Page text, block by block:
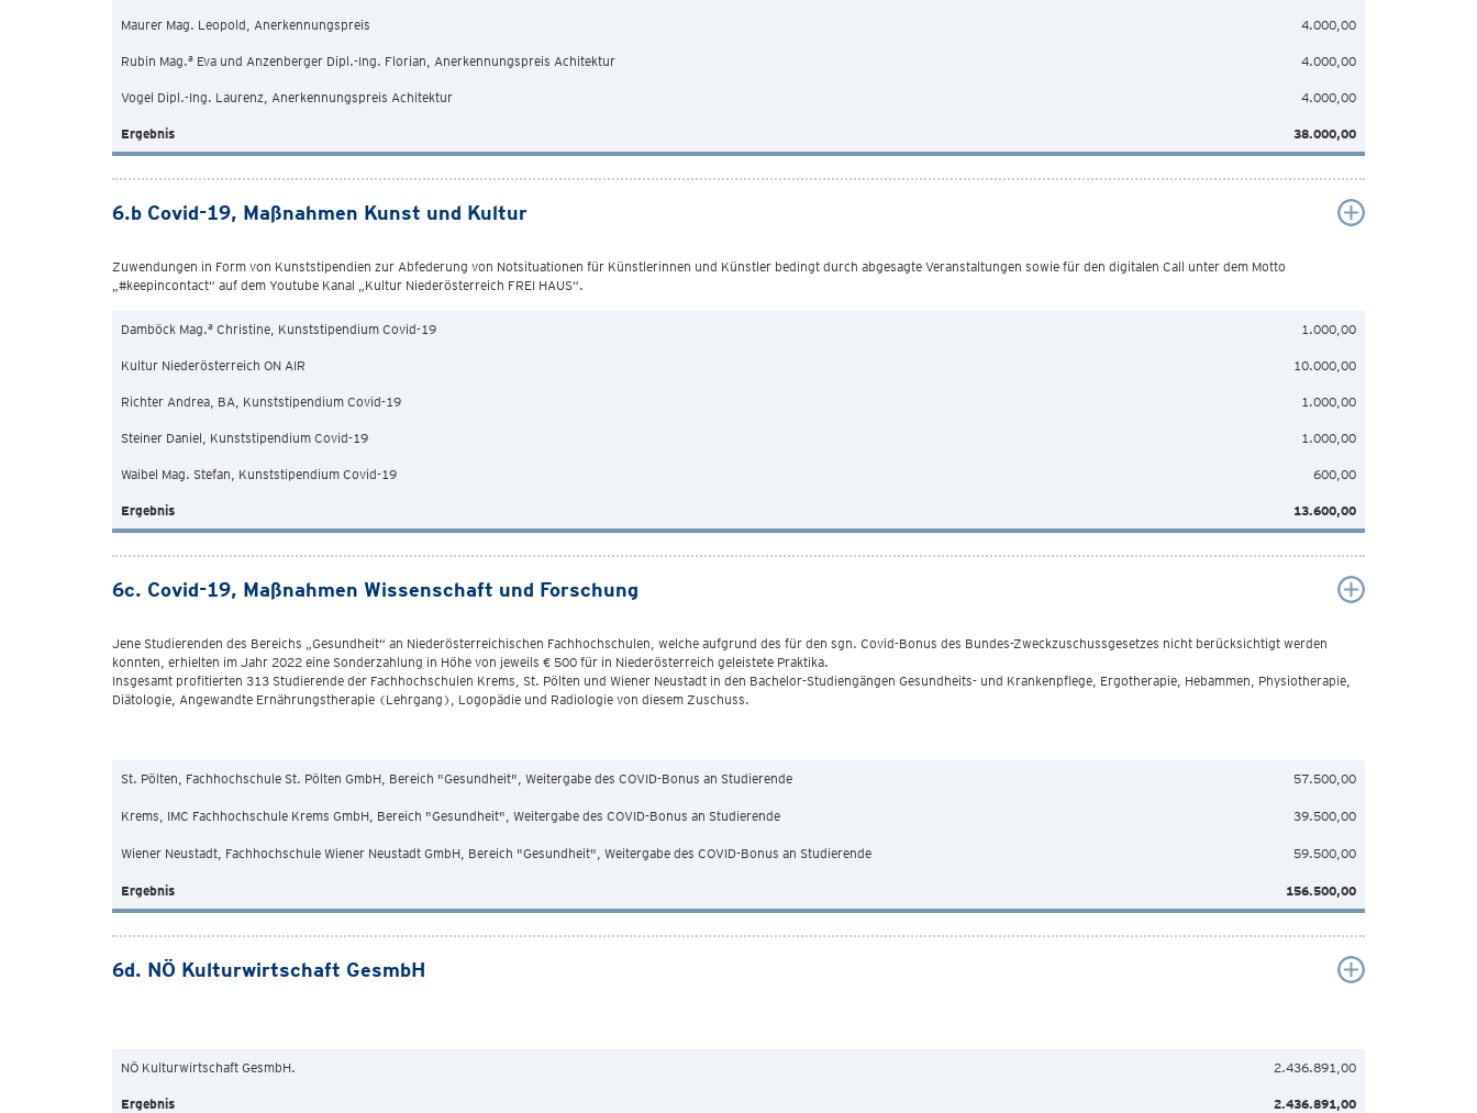
Maurer Mag. Leopold, Anerkennungspreis 4.000,00
Rubin Mag.a Eva und Anzenberger Dipl.-Ing. Florian, Anerkennungspreis Achitektur 4.000,00
Vogel Dipl.-Ing. Laurenz, Anerkennungspreis Achitektur 4.000,00
Ergebnis 38.000,00
6.b Covid-19, Maßnahmen Kunst und Kultur
Zuwendungen in Form von Kunststipendien zur Abfederung von Notsituationen für Künstlerinnen und Künstler bedingt durch abgesagte Veranstaltungen sowie für den digitalen Call unter dem Motto
„#keepincontact“ auf dem Youtube Kanal „Kultur Niederösterreich FREI HAUS“.
Damböck Mag.a Christine, Kunststipendium Covid-19 1.000,00
Kultur Niederösterreich ON AIR 10.000,00
Richter Andrea, BA, Kunststipendium Covid-19 1.000,00
Steiner Daniel, Kunststipendium Covid-19 1.000,00
Waibel Mag. Stefan, Kunststipendium Covid-19 600,00
Ergebnis 13.600,00
6c. Covid-19, Maßnahmen Wissenschaft und Forschung
Jene Studierenden des Bereichs „Gesundheit“ an Niederösterreichischen Fachhochschulen, welche aufgrund des für den sgn. Covid-Bonus des Bundes-Zweckzuschussgesetzes nicht berücksichtigt werden
konnten, erhielten im Jahr 2022 eine Sonderzahlung in Höhe von jeweils € 500 für in Niederösterreich geleistete Praktika.
Insgesamt profitierten 313 Studierende der Fachhochschulen Krems, St. Pölten und Wiener Neustadt in den Bachelor-Studiengängen Gesundheits- und Krankenpflege, Ergotherapie, Hebammen, Physiotherapie,
Diätologie, Angewandte Ernährungstherapie (Lehrgang), Logopädie und Radiologie von diesem Zuschuss.
St. Pölten, Fachhochschule St. Pölten GmbH, Bereich "Gesundheit", Weitergabe des COVID-Bonus an Studierende 57.500,00
Krems, IMC Fachhochschule Krems GmbH, Bereich "Gesundheit", Weitergabe des COVID-Bonus an Studierende 39.500,00
Wiener Neustadt, Fachhochschule Wiener Neustadt GmbH, Bereich "Gesundheit", Weitergabe des COVID-Bonus an Studierende 59.500,00
Ergebnis 156.500,00
6d. NÖ Kulturwirtschaft GesmbH
NÖ Kulturwirtschaft GesmbH. 2.436.891,00
Ergebnis 2.436.891,00